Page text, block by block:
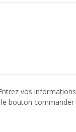
vos informations
le bouton commander